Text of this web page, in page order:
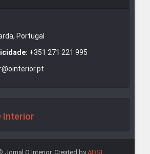
Portugal
+351 271 221 995
Interior
Jornal O Interior. Created byADSI